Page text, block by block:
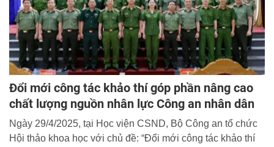
Đổi mới công tác khảo thí góp phần nâng cao
chất lượng nguồn nhân lực Công an nhân dân
Ngày 29/4/2025, tại Học viện CSND, Bộ Công an tổ chức
Hội thảo khoa học với chủ đề: “Đổi mới công tác khảo thí